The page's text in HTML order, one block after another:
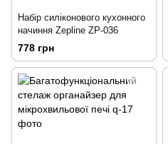
Набір силіконового кухонного
начиння Zepline ZP-036
778 грн